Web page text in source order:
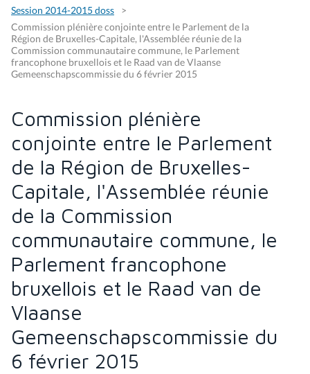
Session 2014-2015 doss
Commission plénière conjointe entre le Parlement de la
Région de Bruxelles-Capitale, l'Assemblée réunie de la
Commission communautaire commune, le Parlement
francophone bruxellois et le Raad van de Vlaanse
Gemeenschapscommissie du 6 février 2015
Commission plénière
conjointe entre le Parlement
de la Région de Bruxelles-
Capitale, l'Assemblée réunie
de la Commission
communautaire commune, le
Parlement francophone
bruxellois et le Raad van de
Vlaanse
Gemeenschapscommissie du
6 février 2015